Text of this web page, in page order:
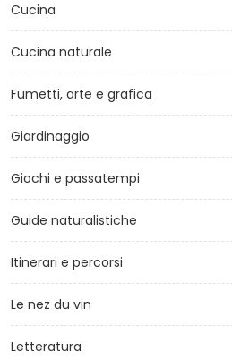
Cucina
Cucina naturale
Fumetti, arte e grafica
Giardinaggio
Giochi e passatempi
Guide naturalistiche
Itinerari e percorsi
Le nez du vin
Letteratura